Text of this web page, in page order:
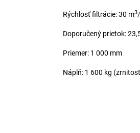
Rýchlosť filtrácie: 30 m3
Doporučený prietok:
Priemer: 1 000 mm
Náplň: 1 600 kg